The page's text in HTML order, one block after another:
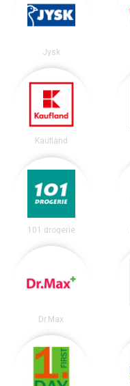
Jysk
Kaufland
101 drogerie
Dr.Max